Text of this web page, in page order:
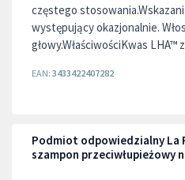
częstego
występujący okazjonalnie.
głowy.WłaściwościKwas LHA™
EAN: 3433422407282
Podmiot odpowiedzialny La
szampon przeciwłupieżowy